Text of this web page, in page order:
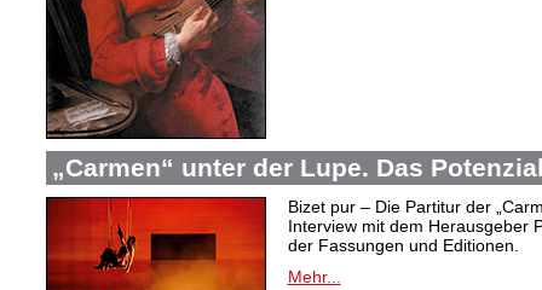
„Carmen“ unter der Lupe. Das
Bizet pur – Die Partitur der
Interview mit dem Herausgeber
der Fassungen und Editionen.
Mehr...